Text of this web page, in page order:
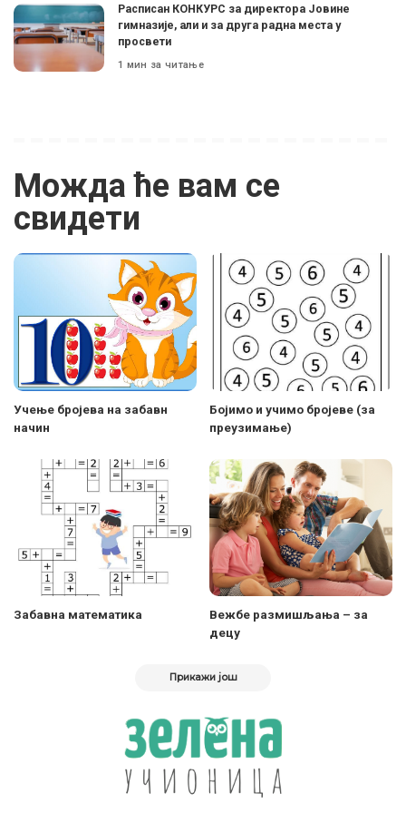
Расписан КОНКУРС за директора Јовине
гимназије, али и за друга радна места у
просвети
1 мин за читање
Можда ће вам се
свидети
Учење бројева на забавн
начин
Бојимо и учимо бројеве (за
преузимање)
Забавна математика
Вежбе размишљања – за
децу
Прикажи још